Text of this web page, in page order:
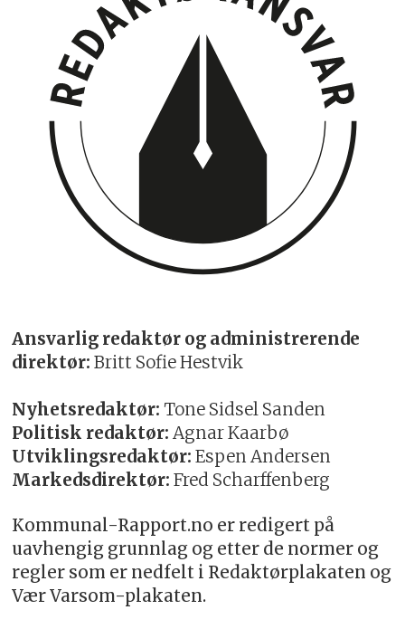
Ansvarlig redaktør og administrerende
direktør: Britt Sofie Hestvik
Nyhetsredaktør: Tone Sidsel Sanden
Politisk redaktør: Agnar Kaarbø
Utviklingsredaktør: Espen Andersen
Markedsdirektør: Fred Scharffenberg
Kommunal-Rapport.no er redigert på
uavhengig grunnlag og etter de normer og
regler som er nedfelt i Redaktørplakaten og
Vær Varsom-plakaten.